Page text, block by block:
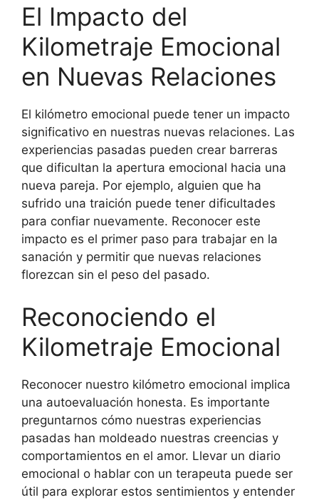
El Impacto del
Kilometraje Emocional
en Nuevas Relaciones
El kilómetro emocional puede tener un impacto
significativo en nuestras nuevas relaciones. Las
experiencias pasadas pueden crear barreras
que dificultan la apertura emocional hacia una
nueva pareja. Por ejemplo, alguien que ha
sufrido una traición puede tener dificultades
para confiar nuevamente. Reconocer este
impacto es el primer paso para trabajar en la
sanación y permitir que nuevas relaciones
florezcan sin el peso del pasado.
Reconociendo el
Kilometraje Emocional
Reconocer nuestro kilómetro emocional implica
una autoevaluación honesta. Es importante
preguntarnos cómo nuestras experiencias
pasadas han moldeado nuestras creencias y
comportamientos en el amor. Llevar un diario
emocional o hablar con un terapeuta puede ser
útil para explorar estos sentimientos y entender